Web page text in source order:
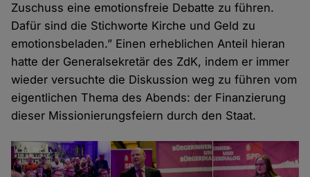
Zuschuss eine emotionsfreie Debatte zu führen.
Dafür sind die Stichworte Kirche und Geld zu
emotionsbeladen.” Einen erheblichen Anteil hieran
hatte der Generalsekretär des ZdK, indem er immer
wieder versuchte die Diskussion weg zu führen vom
eigentlichen Thema des Abends: der Finanzierung
dieser Missionierungsfeiern durch den Staat.